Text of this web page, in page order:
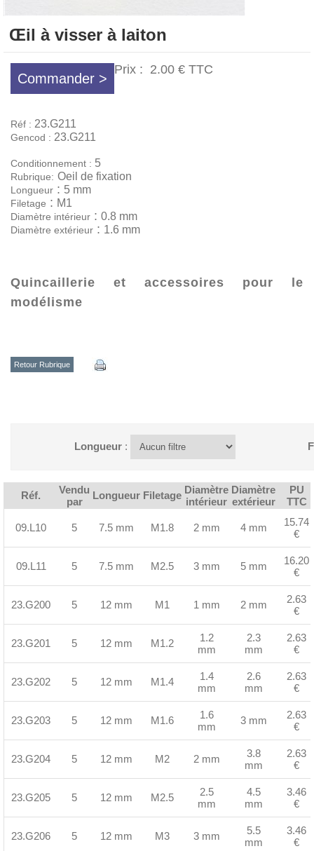
Œil à visser à laiton
Commander >
Prix : 2.00 € TTC
Réf : 23.G211
Gencod : 23.G211
Conditionnement : 5
Rubrique: Oeil de fixation
Longueur : 5 mm
Filetage : M1
Diamètre intérieur : 0.8 mm
Diamètre extérieur : 1.6 mm
Quincaillerie et accessoires pour le
modélisme
Retour Rubrique
Longueur :
Réf.
Vendu
par
Longueur Filetage Diamètre
intérieur
Diamètre
extérieur
PU
TTC
09.L10 5 7.5 mm M1.8 2 mm 4 mm
15.74
€
09.L11 5 7.5 mm M2.5 3 mm 5 mm
16.20
€
23.G200 5 12 mm M1 1 mm 2 mm
2.63
€
23.G201 5 12 mm M1.2
1.2
mm
2.3
mm
2.63
€
23.G202 5 12 mm M1.4
1.4
mm
2.6
mm
2.63
€
23.G203 5 12 mm M1.6
1.6
mm
3 mm
2.63
€
23.G204 5 12 mm M2 2 mm
3.8
mm
2.63
€
23.G205 5 12 mm M2.5
2.5
mm
4.5
mm
3.46
€
23.G206 5 12 mm M3 3 mm
5.5
mm
3.46
€